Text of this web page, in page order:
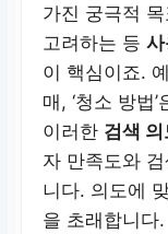
가진 궁극적
고려하는 등
이 핵심이죠.
매, ‘청소 방법
이러한 검색
자 만족도와
니다. 의도에
을 초래합니다.